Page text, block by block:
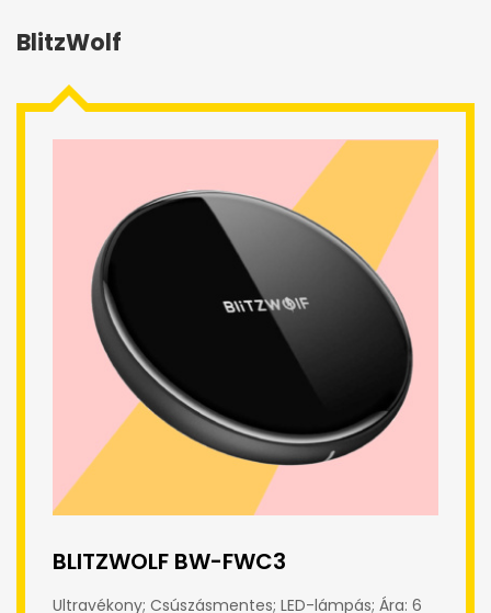
BlitzWolf
BLITZWOLF BW-FWC3
Ultravékony; Csúszásmentes; LED-lámpás; Ára: 6